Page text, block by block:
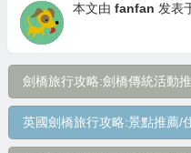
本文由 fanfan 发表
劍橋旅行攻略:劍橋傳統活動
英國劍橋旅行攻略:景點推薦/